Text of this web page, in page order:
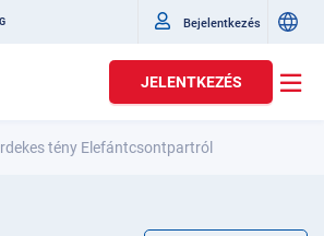
Bejelentkezés
JELENTKEZÉS
tény Elefántcsontpartról